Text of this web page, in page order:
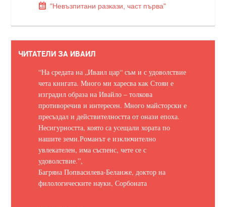
"Невъзпитани разкази, част първа"
ЧИТАТЕЛИ ЗА ИВАИЛ
“На средата на „Иваил цар“ съм и с удоволствие
чета книгата. Много ми харесва как Стоян е
изградил образа на Ивайло – толкова
противоречив и интересен. Много майсторски е
пресъздал и действителността от онази епоха.
Несигурността, която са усещали хората по
нашите земи.Романът е изключително
увлекателен, има съспенс, чете се с
удоволствие.”,
Багряна Попвасилева-Беланже, доктор на
филологическите науки, Сорбоната